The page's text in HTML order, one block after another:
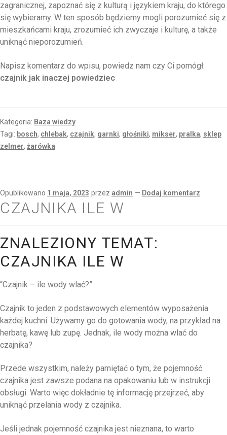
zagranicznej, zapoznać się z kulturą i językiem kraju, do którego
się wybieramy. W ten sposób będziemy mogli porozumieć się z
mieszkańcami kraju, zrozumieć ich zwyczaje i kulturę, a także
uniknąć nieporozumień.
Napisz komentarz do wpisu, powiedz nam czy Ci pomógł:
czajnik jak inaczej powiedziec
Kategoria: Baza wiedzy
Tagi: bosch, chlebak, czajnik, garnki, głośniki, mikser, pralka, sklep
zelmer, żarówka
Opublikowano 1 maja, 2023 przez admin — Dodaj komentarz
CZAJNIKA ILE W
ZNALEZIONY TEMAT:
CZAJNIKA ILE W
“Czajnik – ile wody wlać?”
Czajnik to jeden z podstawowych elementów wyposażenia
każdej kuchni. Używamy go do gotowania wody, na przykład na
herbatę, kawę lub zupę. Jednak, ile wody można wlać do
czajnika?
Przede wszystkim, należy pamiętać o tym, że pojemność
czajnika jest zawsze podana na opakowaniu lub w instrukcji
obsługi. Warto więc dokładnie tę informację przejrzeć, aby
uniknąć przelania wody z czajnika.
Jeśli jednak pojemność czajnika jest nieznana, to warto